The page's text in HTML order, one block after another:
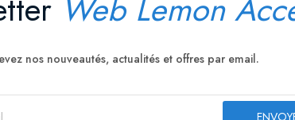
Web Lemon
nos nouveautés, actualités et offres par email.